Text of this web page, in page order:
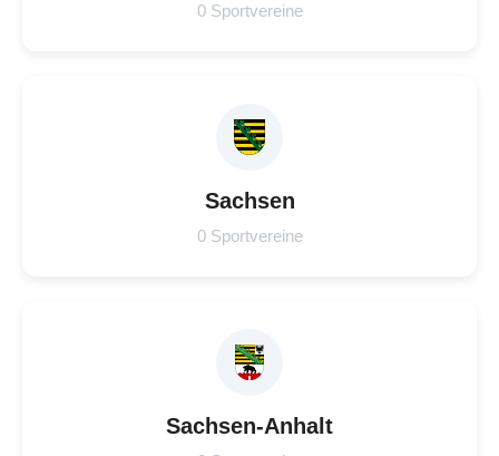
0 Sportvereine
Sachsen
0 Sportvereine
Sachsen-Anhalt